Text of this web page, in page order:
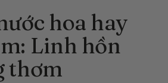
hoa hay
Linh hồn
thơm